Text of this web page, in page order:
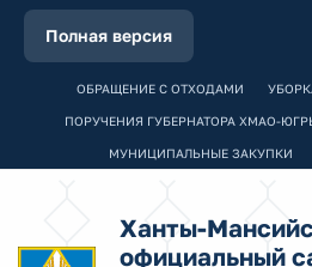
Полная версия
ОБРАЩЕНИЕ С ОТХОДАМИ
ПОРУЧЕНИЯ ГУБЕРНАТОРА ХМАО-
МУНИЦИПАЛЬНЫЕ ЗАКУПКИ
Ханты-
официальный